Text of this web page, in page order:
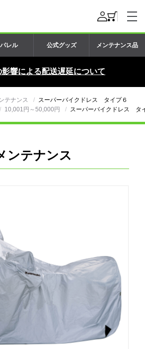
レル 公式グッズ メンテナンス品
響による配送遅延について
テナンス スーパーバイクドレス タイプ６
10,001円～50,000円 スーパーバイクドレス タ
ンテナンス